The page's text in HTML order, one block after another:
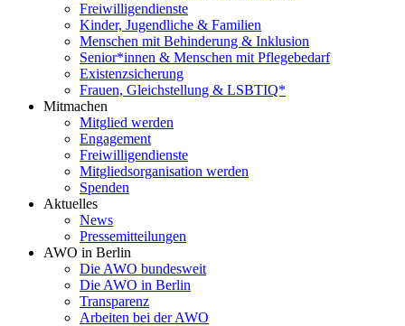
Freiwilligendienste
Kinder, Jugendliche & Familien
Menschen mit Behinderung & Inklusion
Senior*innen & Menschen mit Pflegebedarf
Existenzsicherung
Frauen, Gleichstellung & LSBTIQ*
Mitmachen
Mitglied werden
Engagement
Freiwilligendienste
Mitgliedsorganisation werden
Spenden
Aktuelles
News
Pressemitteilungen
AWO in Berlin
Die AWO bundesweit
Die AWO in Berlin
Transparenz
Arbeiten bei der AWO